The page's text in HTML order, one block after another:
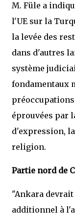
M. Füle a
l'UE sur la
la levée des
dans d'autres
système
fondamentaux
éprouvées par
d'expression,
religion.
Partie nord de
"Ankara
additionnel à